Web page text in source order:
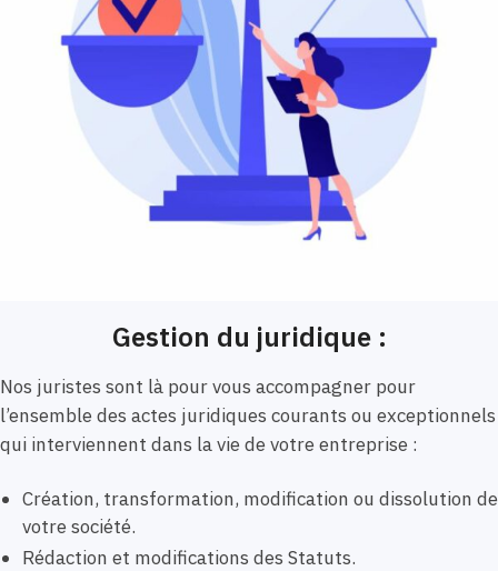
Gestion du juridique :
Nos juristes sont là pour vous accompagner pour
l’ensemble des actes juridiques courants ou exceptionnels
qui interviennent dans la vie de votre entreprise :
Création, transformation, modification ou dissolution de
votre société.
Rédaction et modifications des Statuts.